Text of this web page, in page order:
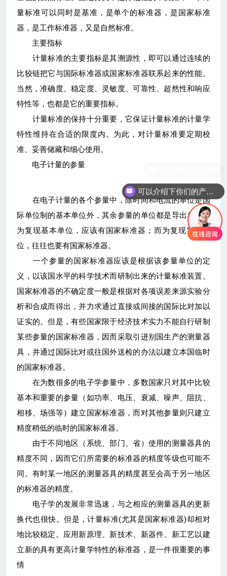
量标准可以同时是基准，是单个的标准器，是国家标准
器，是工作标准器，又是自然标准。
主要指标
计量标准的主要指标是其溯源性，即可以通过连续的
比较链把它与国际标准器或国家标准器联系起来的性能。
当然，准确度、稳定度、灵敏度、可靠性、超然性和响应
特性等，也都是它的重要指标。
计量标准的保持十分重要，它保证计量标准的计量学
特性维持在合适的限度内。为此，对计量标准要定期校
准、妥善储藏和细心使用。
电子计量的参量
在电子计量的各个参量中，除时间和电流的单位是国
际单位制的基本单位外，其余参量的单位都是导出单位。
为复现基本单位，应该有国家标准器；而为复现导出单
位，往往也要有国家标准器。
一个参量的国家标准器应该是根据该参量单位的定
义，以该国水平的科学技术而研制出来的计量标准装置。
国家标准器的不确定度一般是根据对各项误差来源实验分
析和合成而得出，并力求通过直接或间接的国际比对加以
证实的。但是，有些国家限于经济技术实力不能自行研制
某些参量的国家标准器，因而采取引进别国生产的测量器
具，并通过国际比对或往国外送检的办法以建立本国临时
的国家标准器。
在为数很多的电子学参量中，多数国家只对其中比较
基本和重要的参量（如功率、电压、衰减、噪声、阻抗、
相移、场强等）建立国家标准器，而对其他参量则只建立
精度稍低的临时的国家标准器。
由于不同地区（系统、部门、省）使用的测量器具的
精度不同，因而它们所需要的标准器的精度等级也可能不
同。有时某一地区的测量器具的精度甚至会高于另一地区
的标准器的精度。
电子学的发展非常迅速，与之相应的测量器具的更新
换代也很快。但是，计量标准(尤其是国家标准器)却相对
地比较稳定。应用新原理、新技术、新器件、新工艺以建
立新的具有更高计量学特性的标准器，是一件很重要的事
情
可以介绍下你们的产品么